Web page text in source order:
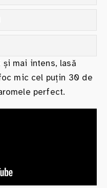
și mai intens, lasă
mic cel puțin 30 de
perfect.